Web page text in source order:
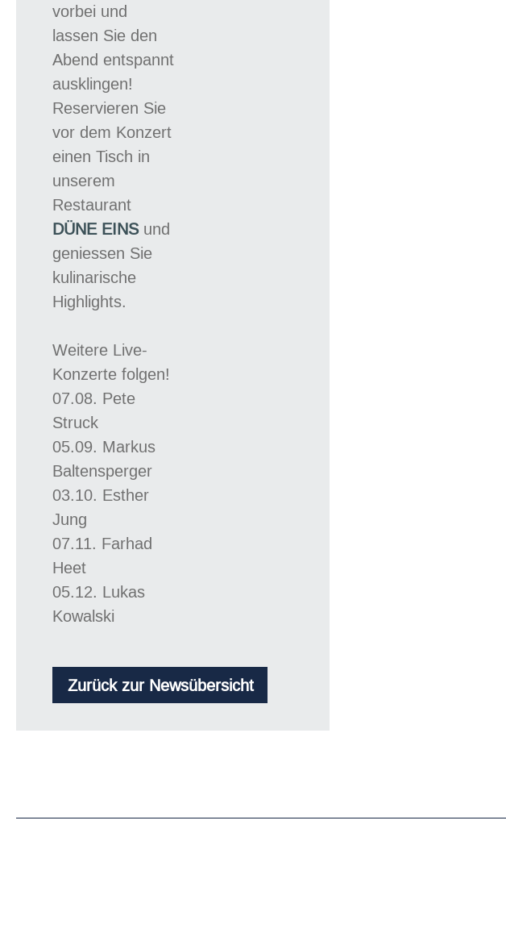
vorbei und
lassen Sie den
Abend entspannt
ausklingen!
Reservieren Sie
vor dem Konzert
einen Tisch in
unserem
Restaurant
DÜNE EINSund
geniessen Sie
kulinarische
Highlights.
Weitere Live-
Konzerte folgen!
07.08. Pete
Struck
05.09. Markus
Baltensperger
03.10. Esther
Jung
07.11. Farhad
Heet
05.12. Lukas
Kowalski
Zurück zur Newsübersicht